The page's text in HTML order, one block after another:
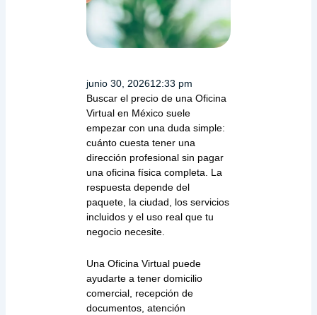
junio 30, 202612:33 pm
Buscar el precio de una Oficina
Virtual en México suele
empezar con una duda simple:
cuánto cuesta tener una
dirección profesional sin pagar
una oficina física completa. La
respuesta depende del
paquete, la ciudad, los servicios
incluidos y el uso real que tu
negocio necesite.
Una Oficina Virtual puede
ayudarte a tener domicilio
comercial, recepción de
documentos, atención